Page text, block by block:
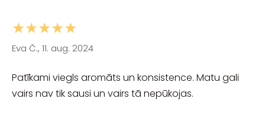
★★★★★
Eva Č., 11. aug. 2024
Patīkami viegls aromāts un konsistence. Matu gali
vairs nav tik sausi un vairs tā nepūkojas.